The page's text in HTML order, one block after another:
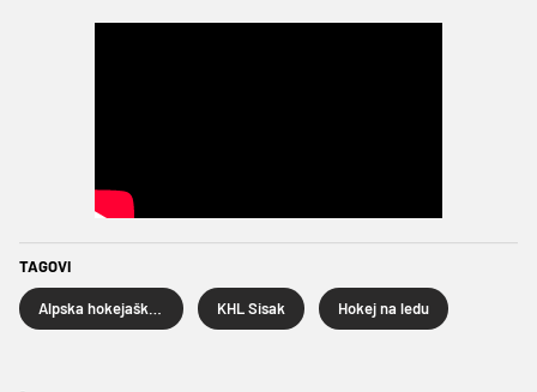
TAGOVI
KHL Sisak Hokej na ledu